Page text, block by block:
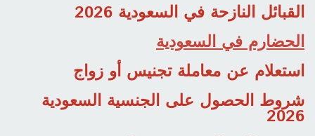
القبائل النازحة في السعودية 2026
الحضارم في السعودية
استعلام عن معاملة تجنيس أو زواج
شروط الحصول على الجنسية السعودية
2026